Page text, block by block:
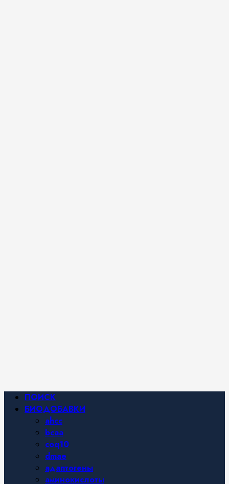
Основное
меню
ПОИСК
БИОДОБАВКИ
ahcc
bcaa
coq10
dmae
адаптогены
аминокислоты